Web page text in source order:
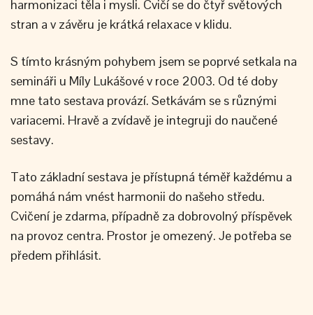
harmonizaci těla i mysli. Cvičí se do čtyř světových
stran a v závěru je krátká relaxace v klidu.
S tímto krásným pohybem jsem se poprvé setkala na
semináři u Míly Lukášové v roce 2003. Od té doby
mne tato sestava provází. Setkávám se s různými
variacemi. Hravě a zvídavě je integruji do naučené
sestavy.
Tato základní sestava je přístupná téměř každému a
pomáhá nám vnést harmonii do našeho středu.
Cvičení je zdarma, případně za dobrovolný příspěvek
na provoz centra. Prostor je omezený. Je potřeba se
předem přihlásit.